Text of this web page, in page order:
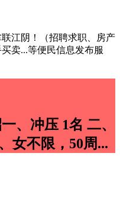
江阴！（招聘求职、房产
卖...等便民信息发布服
、冲压 1名 二、
女不限，50周...